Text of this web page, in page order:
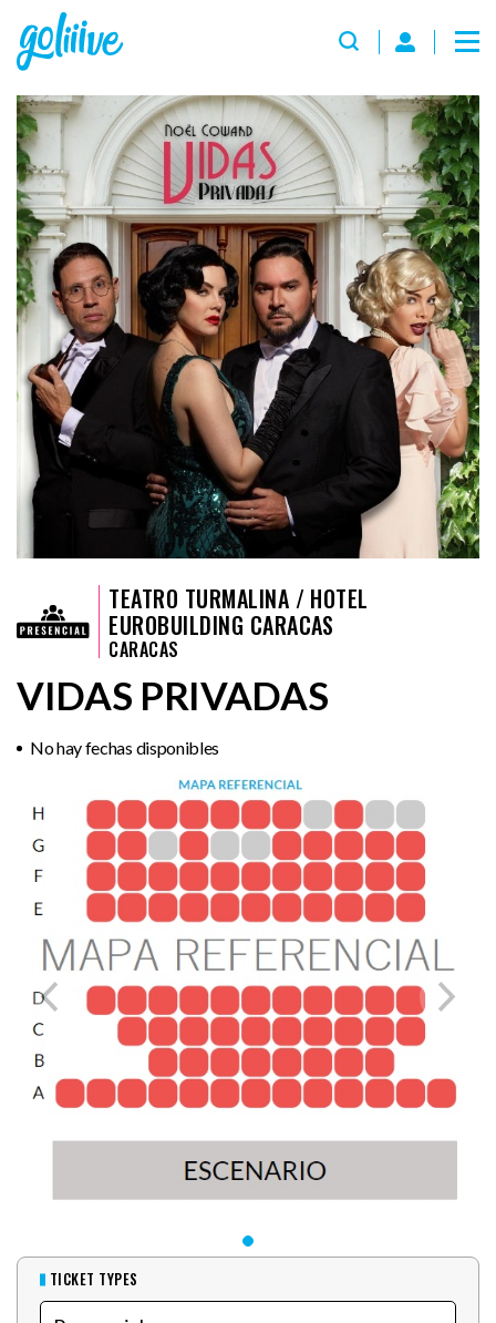
TEATRO TURMALINA / HOTEL
EUROBUILDING CARACAS
CARACAS
VIDAS PRIVADAS
No hay fechas disponibles
TICKET TYPES